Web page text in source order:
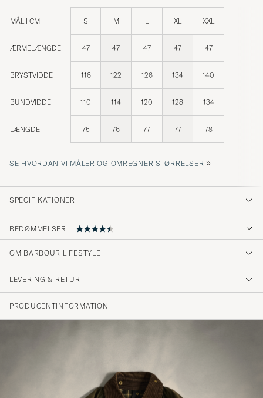
MÅL I CM S M L XL XXL
ÆRMELÆNGDE 47 47 47 47 47
BRYSTVIDDE 116 122 126 134 140
BUNDVIDDE 110 114 120 128 134
LÆNGDE 75 76 77 77 78
SE HVORDAN VI MÅLER OG OMREGNER STØRRELSER »
SPECIFIKATIONER
BEDØMMELSER
4.8
(7)
(0)
OM BARBOUR LIFESTYLE
LEVERING & RETUR
PRODUCENTINFORMATION